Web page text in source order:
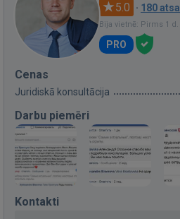
5.0 · 180
Bija vietnē: Pirms 1 d.
PRO
Cenas
Juridiskā konsultācija
Darbu piemēri
Kontakti